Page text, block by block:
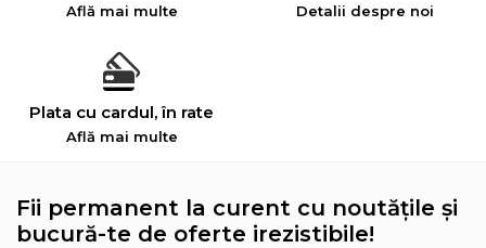
Află mai multe Detalii despre noi
Plata cu cardul, în rate
Află mai multe
Fii permanent la curent cu noutățile și
bucură-te de oferte irezistibile!